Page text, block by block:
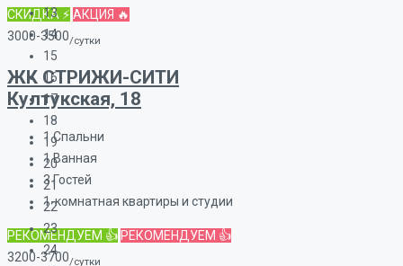
13
14
15
16
17
18
19
20
21
22
23
24
СКИДКА ⚡ АКЦИЯ 🔥
3000-3500/сутки
ЖК СТРИЖИ-СИТИ
Култукская, 18
1 Спальни
1 Ванная
3 Гостей
1-комнатная квартиры и студии
РЕКОМЕНДУЕМ 👍РЕКОМЕНДУЕМ 👍
3200-3700/сутки